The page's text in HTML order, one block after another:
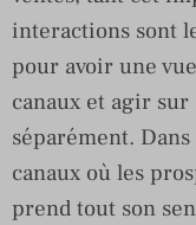
interactions sont
pour avoir une
canaux et agir
séparément.
canaux où les
prend tout son